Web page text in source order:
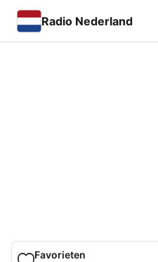
Radio Nederland
Favorieten